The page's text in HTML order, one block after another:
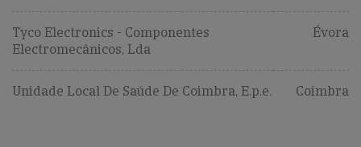
Tyco Electronics - Componentes
Electromecânicos, Lda
Évora
Unidade Local De Saúde De Coimbra, E.p.e. Coimbra